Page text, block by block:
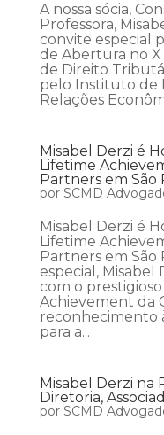
A nossa sócia,
Professora,
convite especial
de Abertura no X
de Direito
pelo Instituto de
Relações
Misabel Derzi é
Lifetime
Partners em São
por SCMD
Misabel Derzi é
Lifetime
Partners em São
especial, Misabel
com o
Achievement da
reconhecimento
para a...
Misabel Derzi na
Diretoria,
por SCMD